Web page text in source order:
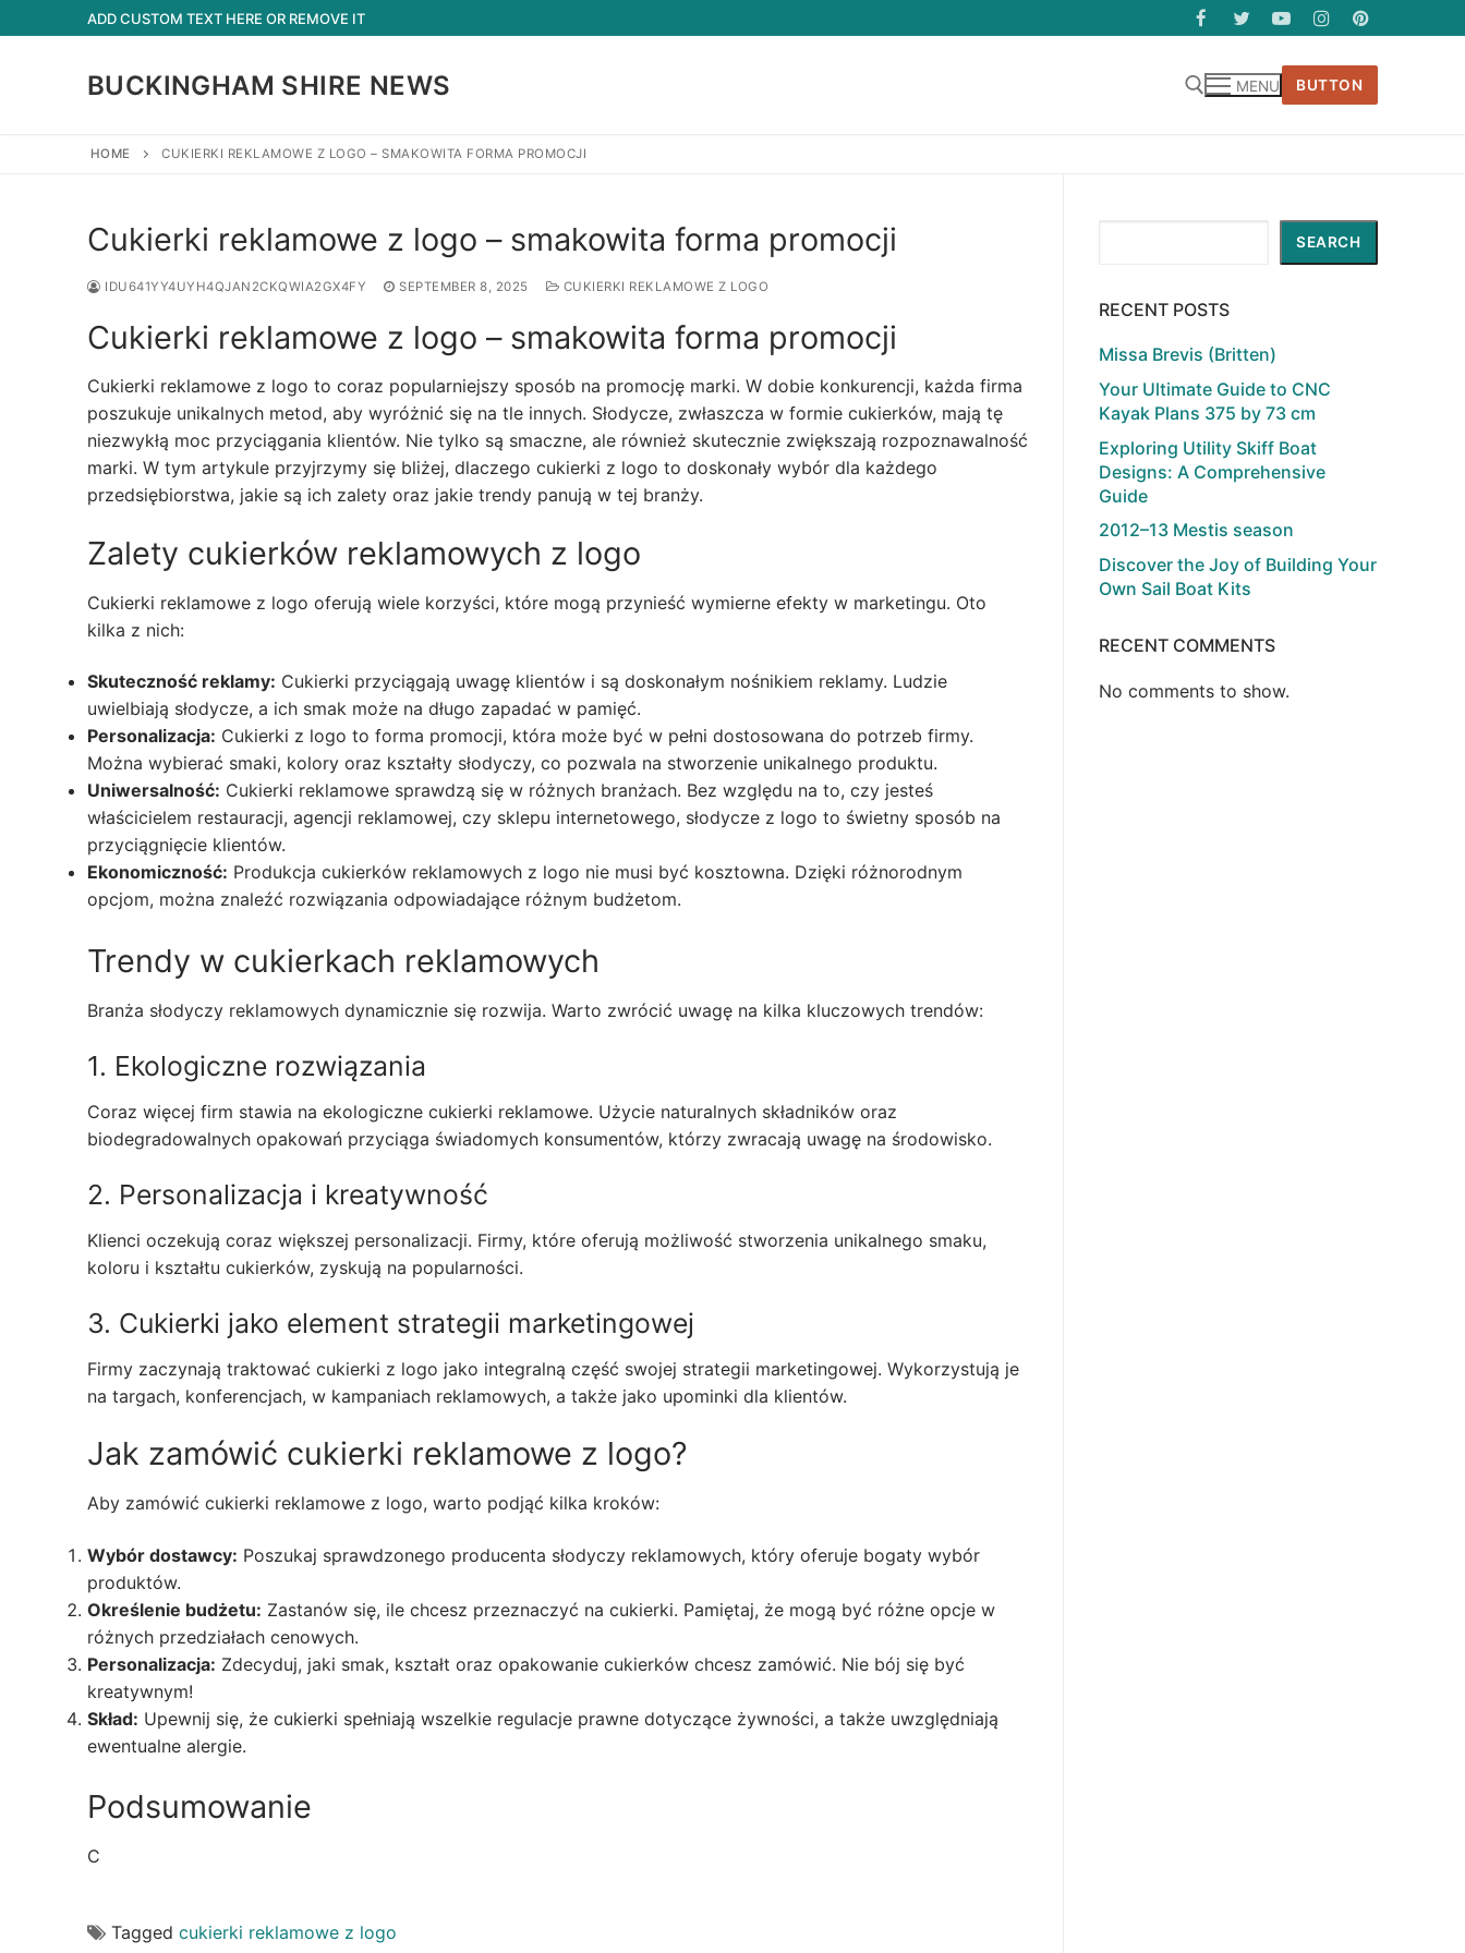
to
ADD CUSTOM TEXT HERE OR REMOVE IT
BUCKINGHAM SHIRE NEWS MENU BUTTON
HOME CUKIERKI REKLAMOWE Z LOGO – SMAKOWITA FORMA PROMOCJI
Cukierki reklamowe z logo – smakowita forma promocji
IDU641YY4UYH4QJAN2CKQWIA2GX4FY SEPTEMBER 8, 2025 CUKIERKI REKLAMOWE Z LOGO
Cukierki reklamowe z logo – smakowita forma promocji
Cukierki reklamowe z logo to coraz popularniejszy sposób na promocję marki. W dobie konkurencji, każda firma
poszukuje unikalnych metod, aby wyróżnić się na tle innych. Słodycze, zwłaszcza w formie cukierków, mają tę
niezwykłą moc przyciągania klientów. Nie tylko są smaczne, ale również skutecznie zwiększają rozpoznawalność
marki. W tym artykule przyjrzymy się bliżej, dlaczego cukierki z logo to doskonały wybór dla każdego
przedsiębiorstwa, jakie są ich zalety oraz jakie trendy panują w tej branży.
Zalety cukierków reklamowych z logo
Cukierki reklamowe z logo oferują wiele korzyści, które mogą przynieść wymierne efekty w marketingu. Oto
kilka z nich:
Skuteczność reklamy: Cukierki przyciągają uwagę klientów i są doskonałym nośnikiem reklamy. Ludzie
uwielbiają słodycze, a ich smak może na długo zapadać w pamięć.
Personalizacja: Cukierki z logo to forma promocji, która może być w pełni dostosowana do potrzeb firmy.
Można wybierać smaki, kolory oraz kształty słodyczy, co pozwala na stworzenie unikalnego produktu.
Uniwersalność: Cukierki reklamowe sprawdzą się w różnych branżach. Bez względu na to, czy jesteś
właścicielem restauracji, agencji reklamowej, czy sklepu internetowego, słodycze z logo to świetny sposób na
przyciągnięcie klientów.
Ekonomiczność: Produkcja cukierków reklamowych z logo nie musi być kosztowna. Dzięki różnorodnym
opcjom, można znaleźć rozwiązania odpowiadające różnym budżetom.
Trendy w cukierkach reklamowych
Branża słodyczy reklamowych dynamicznie się rozwija. Warto zwrócić uwagę na kilka kluczowych trendów:
1. Ekologiczne rozwiązania
Coraz więcej firm stawia na ekologiczne cukierki reklamowe. Użycie naturalnych składników oraz
biodegradowalnych opakowań przyciąga świadomych konsumentów, którzy zwracają uwagę na środowisko.
2. Personalizacja i kreatywność
Klienci oczekują coraz większej personalizacji. Firmy, które oferują możliwość stworzenia unikalnego smaku,
koloru i kształtu cukierków, zyskują na popularności.
3. Cukierki jako element strategii marketingowej
Firmy zaczynają traktować cukierki z logo jako integralną część swojej strategii marketingowej. Wykorzystują je
na targach, konferencjach, w kampaniach reklamowych, a także jako upominki dla klientów.
Jak zamówić cukierki reklamowe z logo?
Aby zamówić cukierki reklamowe z logo, warto podjąć kilka kroków:
Wybór dostawcy: Poszukaj sprawdzonego producenta słodyczy reklamowych, który oferuje bogaty wybór
produktów.
Określenie budżetu: Zastanów się, ile chcesz przeznaczyć na cukierki. Pamiętaj, że mogą być różne opcje w
różnych przedziałach cenowych.
Personalizacja: Zdecyduj, jaki smak, kształt oraz opakowanie cukierków chcesz zamówić. Nie bój się być
kreatywnym!
Skład: Upewnij się, że cukierki spełniają wszelkie regulacje prawne dotyczące żywności, a także uwzględniają
ewentualne alergie.
Podsumowanie
C
Tagged cukierki reklamowe z logo
SEARCH
RECENT POSTS
Missa Brevis (Britten)
Your Ultimate Guide to CNC
Kayak Plans 375 by 73 cm
Exploring Utility Skiff Boat
Designs: A Comprehensive
Guide
2012–13 Mestis season
Discover the Joy of Building Your
Own Sail Boat Kits
RECENT COMMENTS
No comments to show.